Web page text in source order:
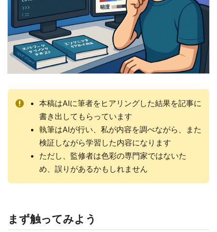
本稿はAIに筆者をヒアリングした結果を記事に
書き出してもらっています
執筆はAIが行い、私が内容を調べながら、また
検証しながら学習した内容になります
ただし、監修者は色彩の専門家ではないた
め、誤りがあるかもしれません
まず触ってみよう